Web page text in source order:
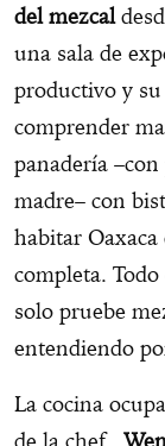
del mezcal
una sala de
productivo y
comprender
panadería
madre– con
habitar
completa.
solo pruebe
entendiendo
La cocina
de la chef